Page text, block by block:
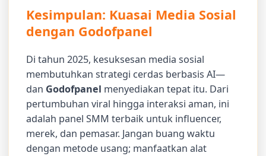
Kesimpulan: Kuasai Media Sosial
dengan Godofpanel
Di tahun 2025, kesuksesan media sosial
membutuhkan strategi cerdas berbasis AI—
dan Godofpanel menyediakan tepat itu. Dari
pertumbuhan viral hingga interaksi aman, ini
adalah panel SMM terbaik untuk influencer,
merek, dan pemasar. Jangan buang waktu
dengan metode usang; manfaatkan alat